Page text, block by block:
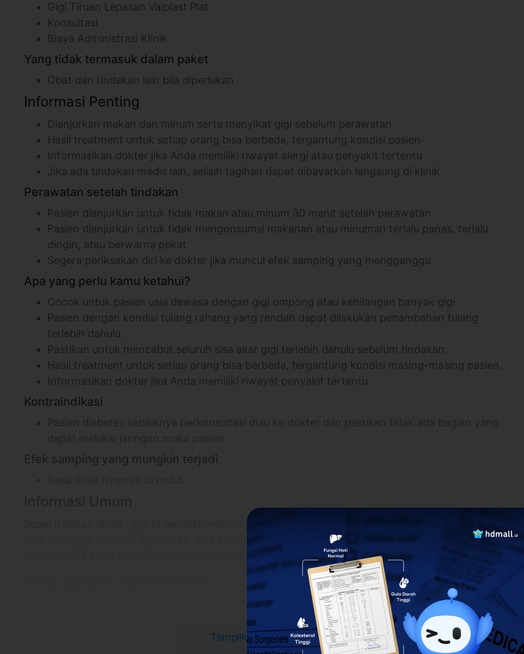
Gigi Tiruan Lepasan Valplast Plat
Konsultasi
Biaya Administrasi Klinik
Yang tidak termasuk dalam paket
Obat dan tindakan lain bila diperlukan
Informasi Penting
Dianjurkan makan dan minum serta menyikat gigi sebelum perawatan
Hasil treatment untuk setiap orang bisa berbeda, tergantung kondisi pasien
Informasikan dokter jika Anda memiliki riwayat alergi atau penyakit tertentu
Jika ada tindakan medis lain, selisih tagihan dapat dibayarkan langsung di klinik
Perawatan setelah tindakan
Pasien dianjurkan untuk tidak makan atau minum 30 menit setelah perawatan
Pasien dianjurkan untuk tidak mengonsumsi makanan atau minuman terlalu panas, terlalu
dingin, atau berwarna pekat
Segera periksakan diri ke dokter jika muncul efek samping yang mengganggu
Apa yang perlu kamu ketahui?
Cocok untuk pasien usia dewasa dengan gigi ompong atau kehilangan banyak gigi
Pasien dengan kondisi tulang rahang yang rendah dapat dilakukan penambahan tulang
terlebih dahulu.
Pastikan untuk mencabut seluruh sisa akar gigi terlebih dahulu sebelum tindakan.
Hasil treatment untuk setiap orang bisa berbeda, tergantung kondisi masing-masing pasien.
Informasikan dokter jika Anda memiliki riwayat penyakit tertentu
Kontraindikasi
Efek samping yang mungkin terjadi
Seperti bahan akrilik, gigi tiruan plat valplast juga sewarna gusi tetapi bersifat sangat lentur dan
tipis sehingga nyaman digunakan. Gigi tiruan jenis ini tidak membutuhkan kawat sebagai
penyangga ke gigi asli. Namun, indikasinya terbatas untuk menggantikan 1 hingga 2 gigi saja.
Mengganti gigi yang sudah dicabut agar tidak ompong
Mengembalikan fungsi pengunyahan dan estetika
Tampilkan lebih banyak